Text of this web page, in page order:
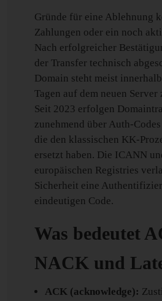
Gründe für eine Ablehnung
Zahlungen oder ein noch
Nach erfolgreicher
der Transfer technisch
Domain steht meist
Tagen auf dem neuen
Seit 2023 erfolgen
zunehmend über Auth-
die den klassischen KK-
ersetzt haben. Die ICANN
europäischen Registries
Sicherheit eine
eindeutigen Code.
Was bedeutet
NACK und
ACK (acknowledge):